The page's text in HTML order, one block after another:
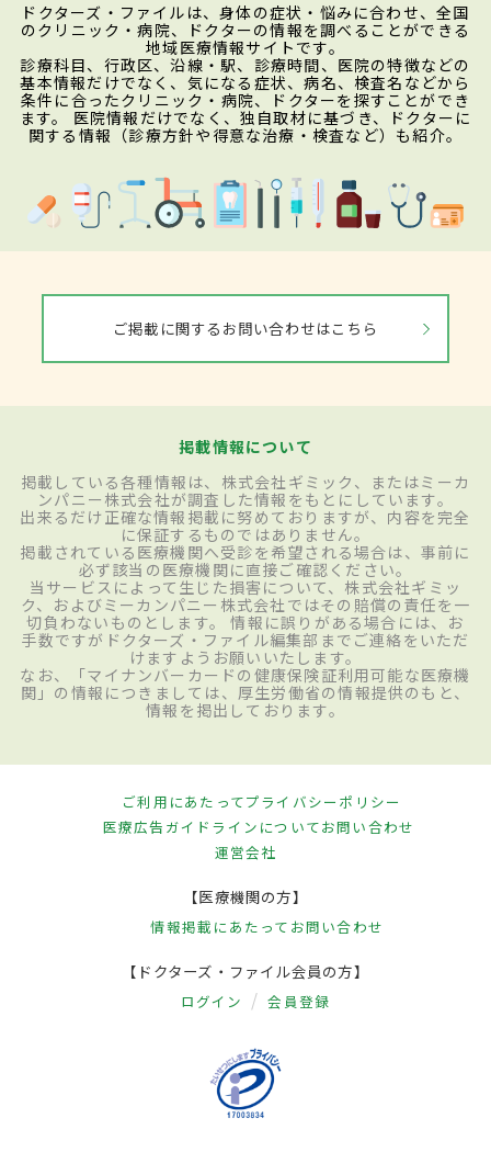
ドクターズ・ファイルは、身体の症状・悩みに合わせ、全国
のクリニック・病院、ドクターの情報を調べることができる
地域医療情報サイトです。
診療科目、行政区、沿線・駅、診療時間、医院の特徴などの
基本情報だけでなく、気になる症状、病名、検査名などから
条件に合ったクリニック・病院、ドクターを探すことができ
ます。 医院情報だけでなく、独自取材に基づき、ドクターに
関する情報（診療方針や得意な治療・検査など）も紹介。
ご掲載に関するお問い合わせはこちら
掲載情報について
掲載している各種情報は、株式会社ギミック、またはミーカ
ンパニー株式会社が調査した情報をもとにしています。
出来るだけ正確な情報掲載に努めておりますが、内容を完全
に保証するものではありません。
掲載されている医療機関へ受診を希望される場合は、事前に
必ず該当の医療機関に直接ご確認ください。
当サービスによって生じた損害について、株式会社ギミッ
ク、およびミーカンパニー株式会社ではその賠償の責任を一
切負わないものとします。 情報に誤りがある場合には、お
手数ですがドクターズ・ファイル編集部までご連絡をいただ
けますようお願いいたします。
なお、「マイナンバーカードの健康保険証利用可能な医療機
関」の情報につきましては、厚生労働省の情報提供のもと、
情報を掲出しております。
ご利用にあたってプライバシーポリシー
医療広告ガイドラインについてお問い合わせ
運営会社
【医療機関の方】
情報掲載にあたって お問い合わせ
【ドクターズ・ファイル会員の方】
ログイン 会員登録